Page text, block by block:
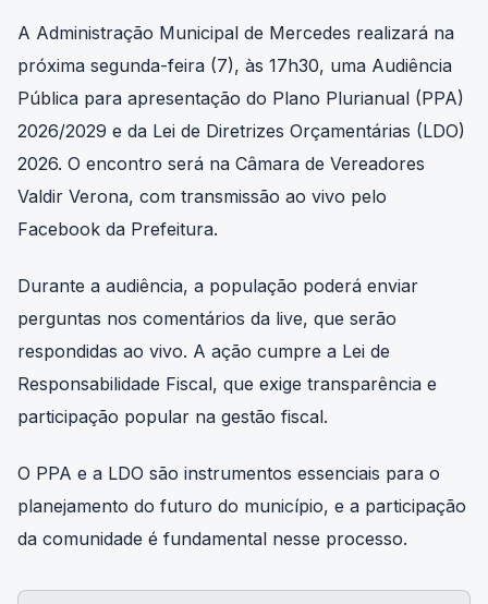
A Administração Municipal de Mercedes realizará na
próxima segunda-feira (7), às 17h30, uma Audiência
Pública para apresentação do Plano Plurianual (PPA)
2026/2029 e da Lei de Diretrizes Orçamentárias (LDO)
2026. O encontro será na Câmara de Vereadores
Valdir Verona, com transmissão ao vivo pelo
Facebook da Prefeitura.
Durante a audiência, a população poderá enviar
perguntas nos comentários da live, que serão
respondidas ao vivo. A ação cumpre a Lei de
Responsabilidade Fiscal, que exige transparência e
participação popular na gestão fiscal.
O PPA e a LDO são instrumentos essenciais para o
planejamento do futuro do município, e a participação
da comunidade é fundamental nesse processo.